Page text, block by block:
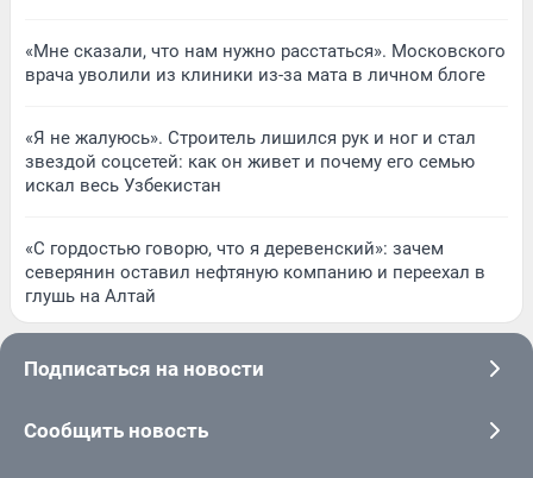
«Мне сказали, что нам нужно расстаться». Московского
врача уволили из клиники из-за мата в личном блоге
«Я не жалуюсь». Строитель лишился рук и ног и стал
звездой соцсетей: как он живет и почему его семью
искал весь Узбекистан
«С гордостью говорю, что я деревенский»: зачем
северянин оставил нефтяную компанию и переехал в
глушь на Алтай
Подписаться на новости
Сообщить новость